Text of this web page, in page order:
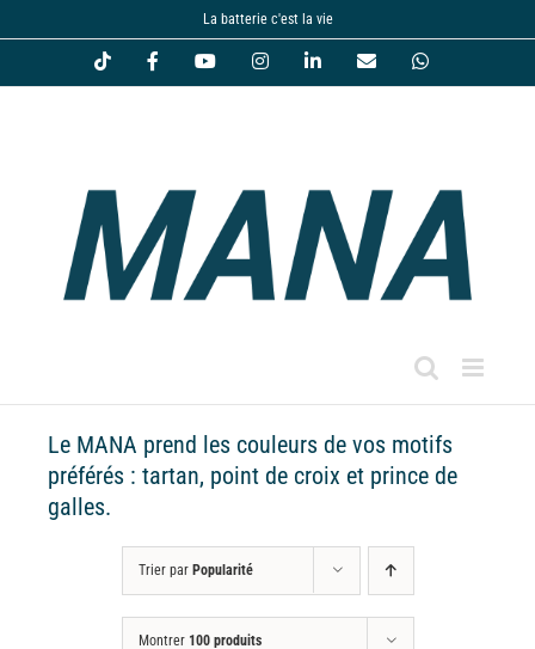
au
La batterie c'est la vie
Tiktok FacebookYouTubeInstagramLinkedInEmail WhatsApp
Le MANA prend les couleurs de vos motifs
préférés : tartan, point de croix et prince de
galles.
Trier par Popularité
Montrer 100 produits